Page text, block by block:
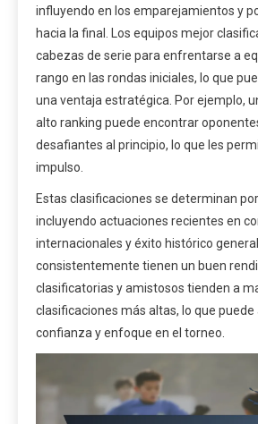
influyendo en los emparejamientos y
hacia la final. Los equipos mejor
cabezas de serie para enfrentarse a
rango en las rondas iniciales, lo que
una ventaja estratégica. Por ejemplo,
alto ranking puede encontrar
desafiantes al principio, lo que les
impulso.
Estas clasificaciones se determinan
incluyendo actuaciones recientes en
internacionales y éxito histórico
consistentemente tienen un buen
clasificatorias y amistosos tienden a
clasificaciones más altas, lo que
confianza y enfoque en el torneo.